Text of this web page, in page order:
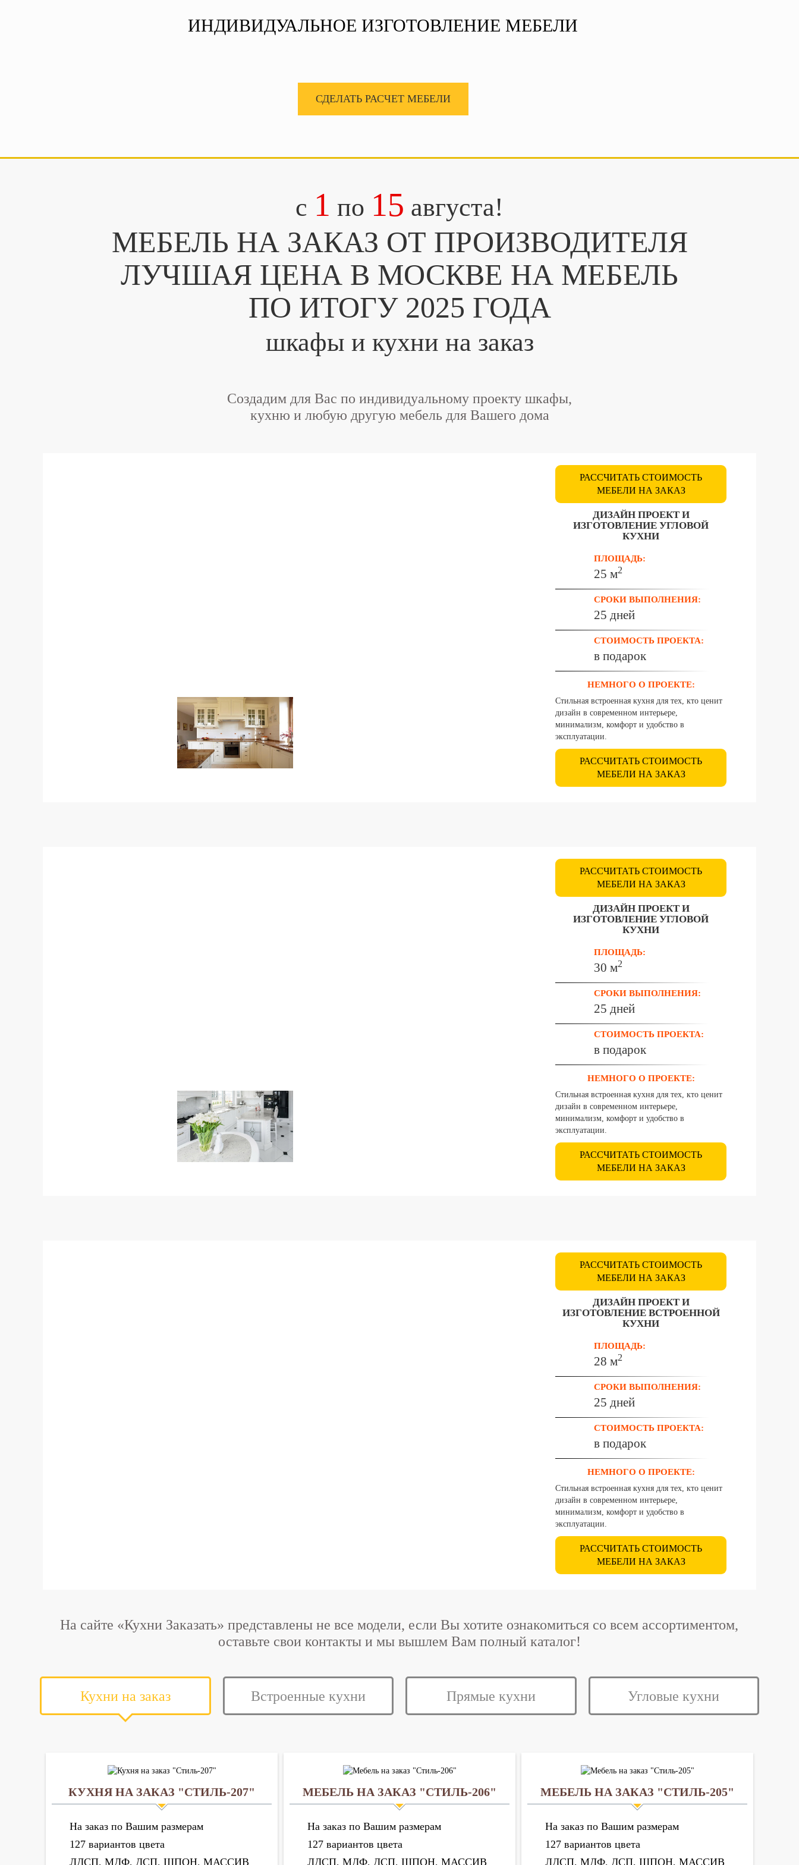
ИНДИВИДУАЛЬНОЕ ИЗГОТОВЛЕНИЕ МЕБЕЛИ
СДЕЛАТЬ РАСЧЕТ МЕБЕЛИ
c 1 по 15 августа!
МЕБЕЛЬ НА ЗАКАЗ ОТ ПРОИЗВОДИТЕЛЯ
ЛУЧШАЯ ЦЕНА В МОСКВЕ НА МЕБЕЛЬ
ПО ИТОГУ 2025 ГОДА
шкафы и кухни на заказ
Создадим для Вас по индивидуальному проекту шкафы,
кухню и любую другую мебель для Вашего дома
РАССЧИТАТЬ СТОИМОСТЬ
МЕБЕЛИ НА ЗАКАЗ
ДИЗАЙН ПРОЕКТ И
ИЗГОТОВЛЕНИЕ УГЛОВОЙ
КУХНИ
ПЛОЩАДЬ:
25 м2
СРОКИ ВЫПОЛНЕНИЯ:
25 дней
СТОИМОСТЬ ПРОЕКТА:
в подарок
НЕМНОГО О ПРОЕКТЕ:
Стильная встроенная кухня для тех, кто ценит
дизайн в современном интерьере,
минимализм, комфорт и удобство в
эксплуатации.
РАССЧИТАТЬ СТОИМОСТЬ
МЕБЕЛИ НА ЗАКАЗ
РАССЧИТАТЬ СТОИМОСТЬ
МЕБЕЛИ НА ЗАКАЗ
ДИЗАЙН ПРОЕКТ И
ИЗГОТОВЛЕНИЕ УГЛОВОЙ
КУХНИ
ПЛОЩАДЬ:
30 м2
СРОКИ ВЫПОЛНЕНИЯ:
25 дней
СТОИМОСТЬ ПРОЕКТА:
в подарок
НЕМНОГО О ПРОЕКТЕ:
Стильная встроенная кухня для тех, кто ценит
дизайн в современном интерьере,
минимализм, комфорт и удобство в
эксплуатации.
РАССЧИТАТЬ СТОИМОСТЬ
МЕБЕЛИ НА ЗАКАЗ
РАССЧИТАТЬ СТОИМОСТЬ
МЕБЕЛИ НА ЗАКАЗ
ДИЗАЙН ПРОЕКТ И
ИЗГОТОВЛЕНИЕ ВСТРОЕННОЙ
КУХНИ
ПЛОЩАДЬ:
28 м2
СРОКИ ВЫПОЛНЕНИЯ:
25 дней
СТОИМОСТЬ ПРОЕКТА:
в подарок
НЕМНОГО О ПРОЕКТЕ:
Стильная встроенная кухня для тех, кто ценит
дизайн в современном интерьере,
минимализм, комфорт и удобство в
эксплуатации.
РАССЧИТАТЬ СТОИМОСТЬ
МЕБЕЛИ НА ЗАКАЗ
На сайте «Кухни Заказать» представлены не все модели, если Вы хотите ознакомиться со всем ассортиментом,
оставьте свои контактыи мы вышлем Вам полный каталог!
Кухни на заказ Встроенные кухни Прямые кухни Угловые кухни
КУХНЯ НА ЗАКАЗ "СТИЛЬ-207"
На заказ по Вашим размерам
127 вариантов цвета
ЛДСП, МДФ, ДСП, ШПОН, МАССИВ
МЕБЕЛЬ НА ЗАКАЗ "СТИЛЬ-206"
На заказ по Вашим размерам
127 вариантов цвета
ЛДСП, МДФ, ДСП, ШПОН, МАССИВ
МЕБЕЛЬ НА ЗАКАЗ "СТИЛЬ-205"
На заказ по Вашим размерам
127 вариантов цвета
ЛДСП, МДФ, ДСП, ШПОН, МАССИВ